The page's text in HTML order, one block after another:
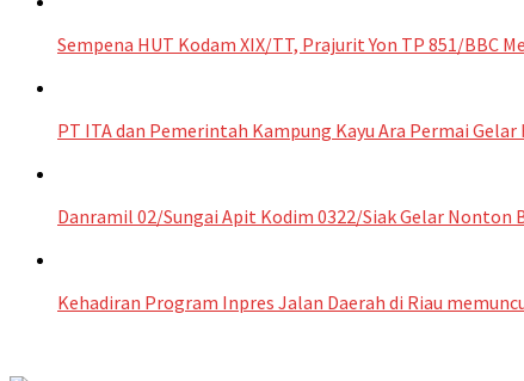
Sempena HUT Kodam XIX/TT, Prajurit Yon TP 851/BBC
PT ITA dan Pemerintah Kampung Kayu Ara Permai Gelar
Danramil 02/Sungai Apit Kodim 0322/Siak Gelar Nonton
Kehadiran Program Inpres Jalan Daerah di Riau